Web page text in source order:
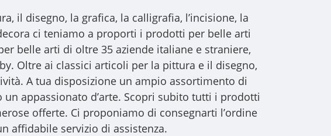
il disegno, la grafica, la calligrafia, l’incisione, la
ci teniamo a proporti i prodotti per belle arti
belle arti di oltre 35 aziende italiane e straniere,
Oltre ai classici articoli per la pittura e il disegno,
A tua disposizione un ampio assortimento di
appassionato d’arte. Scopri subito tutti i prodotti
offerte. Ci proponiamo di consegnarti l’ordine
affidabile servizio di assistenza.